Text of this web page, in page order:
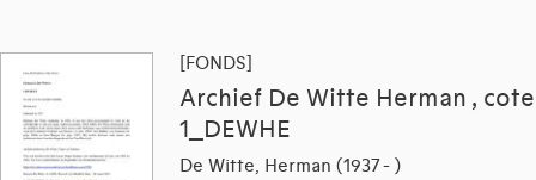
[FONDS]
Archief De Witte Herman , cote
1_DEWHE
De Witte, Herman (1937 - )